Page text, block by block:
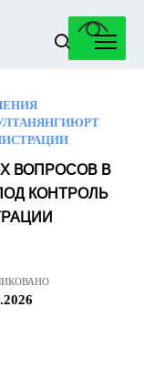
ВОПРОСОВ В
КОНТРОЛЬ